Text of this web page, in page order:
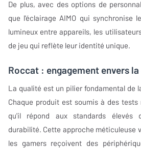
De plus, avec des options de
que l'éclairage AIMO qui synchronise
lumineux entre appareils, les
de jeu qui reflète leur identité unique.
Roccat : engagement envers
La qualité est un pilier fondamental de
Chaque produit est soumis à des tests
qu'il répond aux standards élevés
durabilité. Cette approche méticuleuse
les gamers reçoivent des